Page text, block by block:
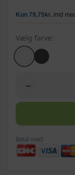
Vælg farve:
−
Betal med: